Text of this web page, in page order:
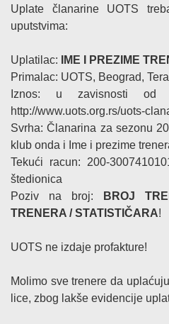
Uplate članarine UOTS
uputstvima:
Uplatilac:
IME I PREZIME
Primalac: UOTS, Beograd,
Iznos: u zavisnosti od
http://www.uots.org.rs/uots-
Svrha: Članarina za sezonu
klub onda i Ime i prezime
Tekući racun: 200-
štedionica
Poziv na broj:
BROJ
TRENERA / STATISTIČARA!
UOTS ne izdaje profakture!
Molimo sve trenere da
lice, zbog lakše evidencije